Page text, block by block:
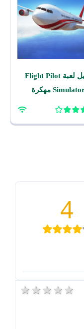
تحميل لعبة Flight Pilot
Simulator 3D مهكرة
4
5 stars 4 stars 3 stars 2 stars 1 star